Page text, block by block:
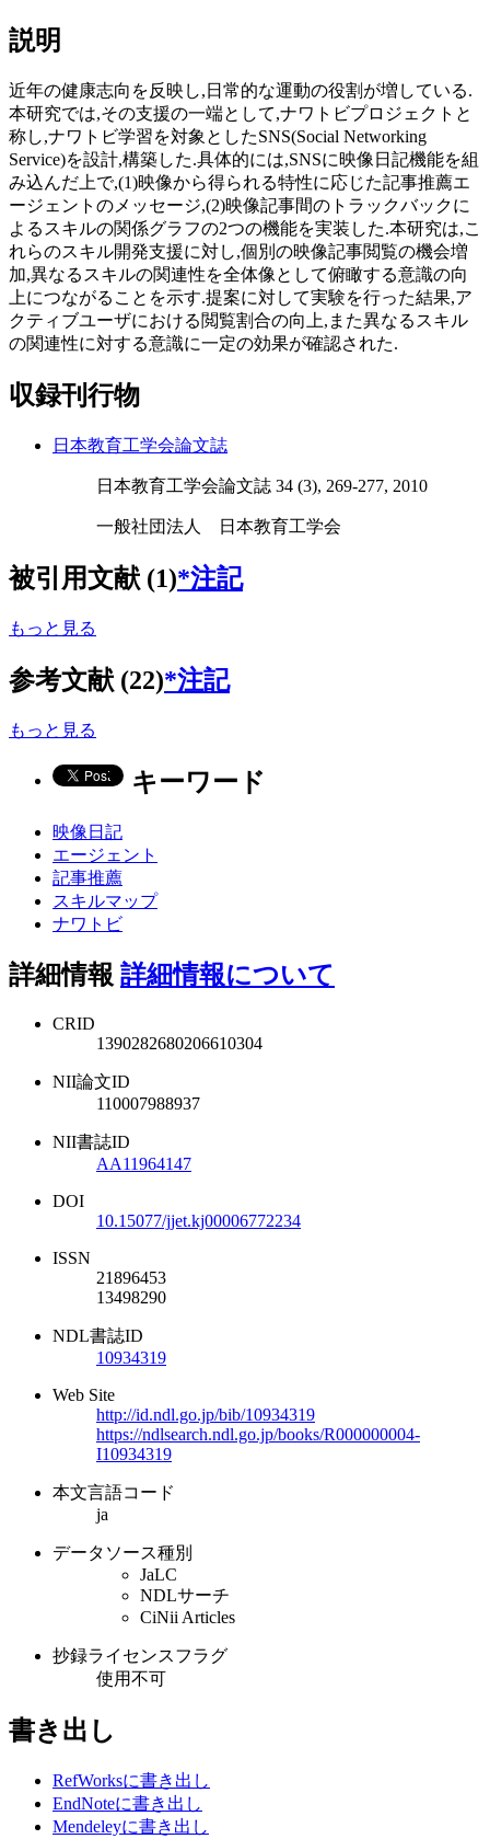
説明
近年の健康志向を反映し,日常的な運動の役割が増している.
本研究では,その支援の一端として,ナワトビプロジェクトと
称し,ナワトビ学習を対象としたSNS(Social Networking
Service)を設計,構築した.具体的には,SNSに映像日記機能を組
み込んだ上で,(1)映像から得られる特性に応じた記事推薦エ
ージェントのメッセージ,(2)映像記事間のトラックバックに
よるスキルの関係グラフの2つの機能を実装した.本研究は,こ
れらのスキル開発支援に対し,個別の映像記事閲覧の機会増
加,異なるスキルの関連性を全体像として俯瞰する意識の向
上につながることを示す.提案に対して実験を行った結果,ア
クティブユーザにおける閲覧割合の向上,また異なるスキル
の関連性に対する意識に一定の効果が確認された.
収録刊行物
日本教育工学会論文誌
日本教育工学会論文誌 34 (3), 269-277, 2010
一般社団法人 日本教育工学会
被引用文献 (1)*注記
もっと見る
参考文献 (22)*注記
もっと見る
キーワード
映像日記
エージェント
記事推薦
スキルマップ
ナワトビ
詳細情報 詳細情報について
CRID
1390282680206610304
NII論文ID
110007988937
NII書誌ID
AA11964147
DOI
10.15077/jjet.kj00006772234
ISSN
21896453
13498290
NDL書誌ID
10934319
Web Site
http://id.ndl.go.jp/bib/10934319
https://ndlsearch.ndl.go.jp/books/R000000004-
I10934319
本文言語コード
ja
データソース種別
JaLC
NDLサーチ
CiNii Articles
抄録ライセンスフラグ
使用不可
書き出し
RefWorksに書き出し
EndNoteに書き出し
Mendeleyに書き出し